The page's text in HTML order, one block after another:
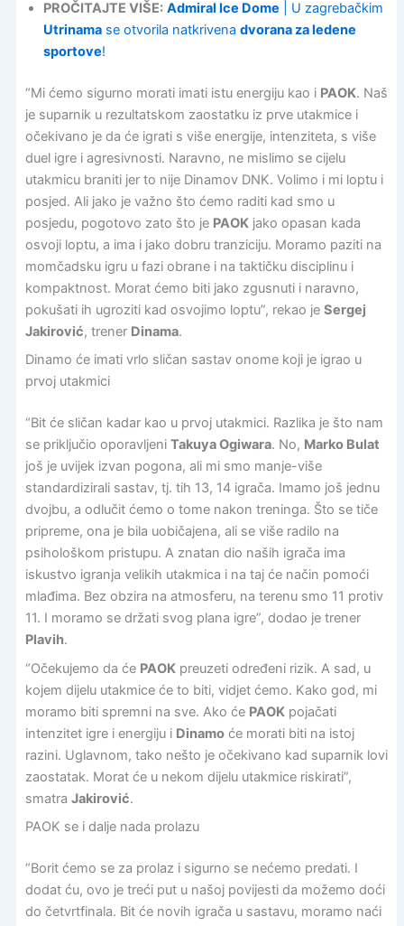
PROČITAJTE VIŠE: Admiral Ice Dome | U zagrebačkim
Utrinamase otvorila natkrivena dvorana za ledene
sportove!
“Mi ćemo sigurno morati imati istu energiju kao i PAOK. Naš
je suparnik u rezultatskom zaostatku iz prve utakmice i
očekivano je da će igrati s više energije, intenziteta, s više
duel igre i agresivnosti. Naravno, ne mislimo se cijelu
utakmicu braniti jer to nije Dinamov DNK. Volimo i mi loptu i
posjed. Ali jako je važno što ćemo raditi kad smo u
posjedu, pogotovo zato što je PAOKjako opasan kada
osvoji loptu, a ima i jako dobru tranziciju. Moramo paziti na
momčadsku igru u fazi obrane i na taktičku disciplinu i
kompaktnost. Morat ćemo biti jako zgusnuti i naravno,
pokušati ih ugroziti kad osvojimo loptu”, rekao je Sergej
Jakirović, trener Dinama.
Dinamo će imati vrlo sličan sastav onome koji je igrao u
prvoj utakmici
“Bit će sličan kadar kao u prvoj utakmici. Razlika je što nam
se priključio oporavljeni Takuya Ogiwara. No, Marko Bulat
još je uvijek izvan pogona, ali mi smo manje-više
standardizirali sastav, tj. tih 13, 14 igrača. Imamo još jednu
dvojbu, a odlučit ćemo o tome nakon treninga. Što se tiče
pripreme, ona je bila uobičajena, ali se više radilo na
psihološkom pristupu. A znatan dio naših igrača ima
iskustvo igranja velikih utakmica i na taj će način pomoći
mlađima. Bez obzira na atmosferu, na terenu smo 11 protiv
11. I moramo se držati svog plana igre”, dodao je trener
Plavih.
“Očekujemo da će PAOKpreuzeti određeni rizik. A sad, u
kojem dijelu utakmice će to biti, vidjet ćemo. Kako god, mi
moramo biti spremni na sve. Ako će PAOKpojačati
intenzitet igre i energiju i Dinamoće morati biti na istoj
razini. Uglavnom, tako nešto je očekivano kad suparnik lovi
zaostatak. Morat će u nekom dijelu utakmice riskirati”,
smatra Jakirović.
PAOK se i dalje nada prolazu
“Borit ćemo se za prolaz i sigurno se nećemo predati. I
dodat ću, ovo je treći put u našoj povijesti da možemo doći
do četvrtfinala. Bit će novih igrača u sastavu, moramo naći